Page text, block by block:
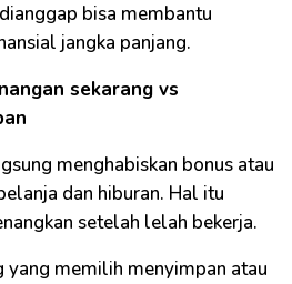
bisa membantu
jangka panjang.
sekarang vs
menghabiskan bonus atau
dan hiburan. Hal itu
setelah lelah bekerja.
yang memilih menyimpan atau